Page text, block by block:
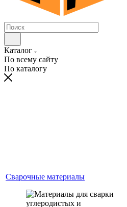
Каталог
По всему сайту
По каталогу
Сварочные материалы